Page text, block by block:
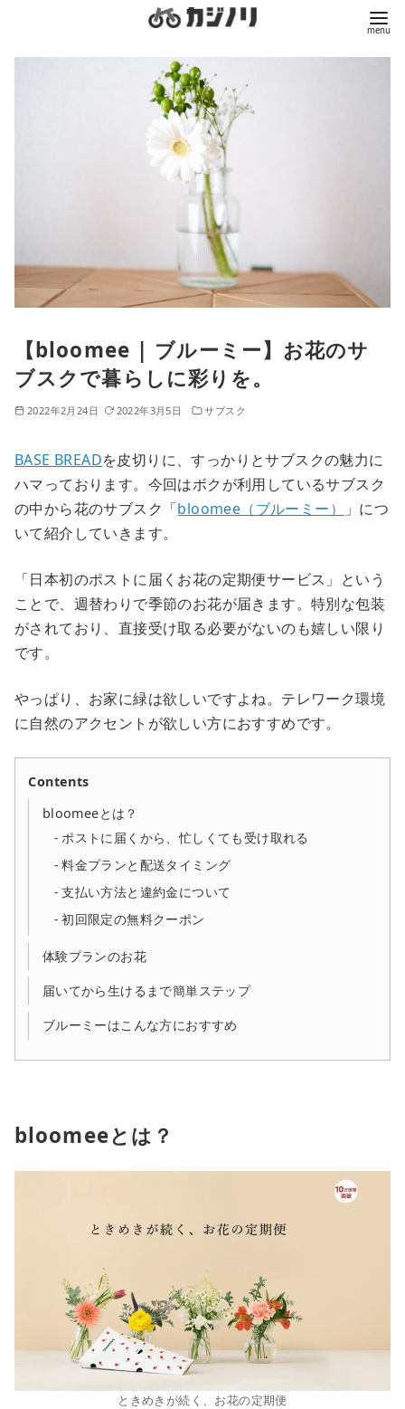
【bloomee | ブルーミー】お花のサ
ブスクで暮らしに彩りを。
2022年2月24日 2022年3月5日 サブスク
BASE BREADを皮切りに、すっかりとサブスクの魅力に
ハマっております。今回はボクが利用しているサブスク
の中から花のサブスク「bloomee（ブルーミー）
」につ
いて紹介していきます。
「日本初のポストに届くお花の定期便サービス」という
ことで、週替わりで季節のお花が届きます。特別な包装
がされており、直接受け取る必要がないのも嬉しい限り
です。
やっぱり、お家に緑は欲しいですよね。テレワーク環境
に自然のアクセントが欲しい方におすすめです。
Contents
bloomeeとは？
ポストに届くから、忙しくても受け取れる
料金プランと配送タイミング
支払い方法と違約金について
初回限定の無料クーポン
体験プランのお花
届いてから生けるまで簡単ステップ
ブルーミーはこんな方におすすめ
bloomeeとは？
ときめきが続く、お花の定期便